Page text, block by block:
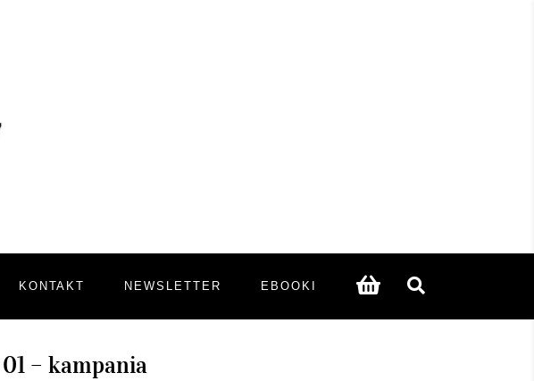
KONTAKT NEWSLETTER EBOOKI
– kampania